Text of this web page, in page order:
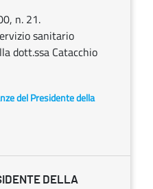
n. 21.
sanitario
dott.ssa Catacchio
del Presidente della
DELLA